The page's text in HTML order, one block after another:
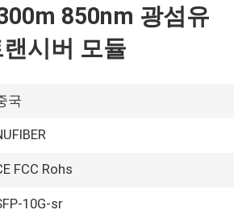
850nm 광섬유
시버 모듈
국
FCC Rohs
10G-sr